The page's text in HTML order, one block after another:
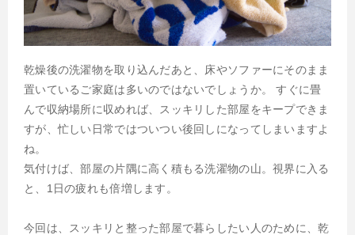
乾燥後の洗濯物を取り込んだあと、床やソファーにそのまま
置いているご家庭は多いのではないでしょうか。 すぐに畳
んで収納場所に収めれば、スッキリした部屋をキープできま
すが、忙しい日常ではついつい後回しになってしまいますよ
ね。
気付けば、部屋の片隅に高く積もる洗濯物の山。視界に入る
と、1日の疲れも倍増します。
今回は、スッキリと整った部屋で暮らしたい人のために、乾